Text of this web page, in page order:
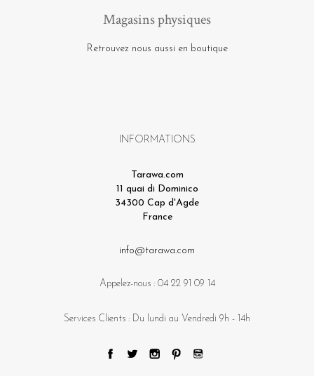
Magasins physiques
Retrouvez nous aussi en boutique
INFORMATIONS
Tarawa.com
11 quai di Dominico
34300 Cap d'Agde
France
info@tarawa.com
Appelez-nous : 04 22 91 09 14
Services Clients : Du lundi au Vendredi 9h - 14h